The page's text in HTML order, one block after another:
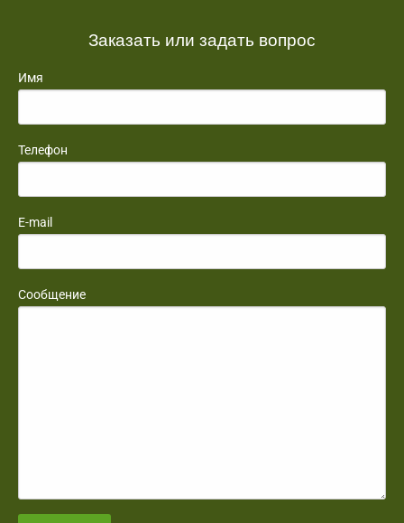
Заказать или задать вопрос
Имя
Телефон
E-mail
Сообщение